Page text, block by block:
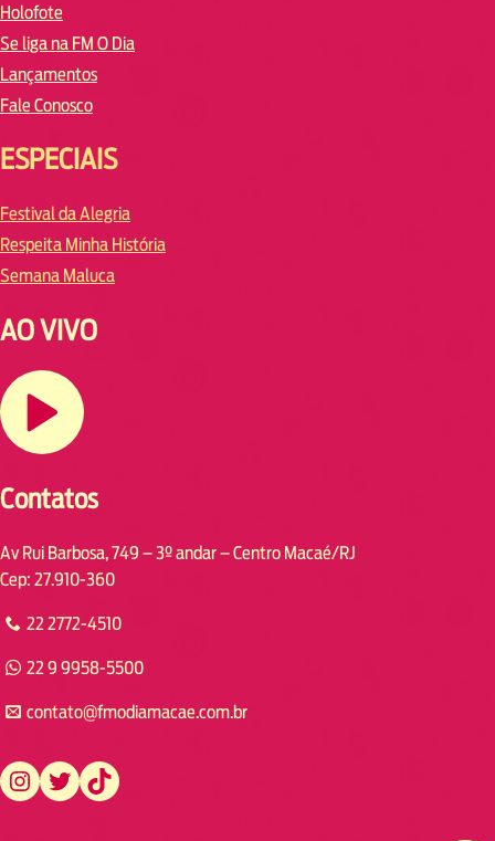
Holofote
Se liga na FM O Dia
Lançamentos
Fale Conosco
ESPECIAIS
Festival da Alegria
Respeita Minha História
Semana Maluca
AO VIVO
Contatos
Av Rui Barbosa, 749 – 3º andar – Centro Macaé/RJ
Cep: 27.910-360
22 2772-4510
22 9 9958-5500
contato@fmodiamacae.com.br
https://www.instagram.com/fmodia.macae/ https://twitter.com/fmodia.macae/ https://www.tiktok.com/@fmodia.macae